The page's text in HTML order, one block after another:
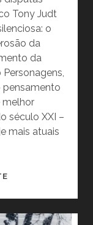
Tony Judt
o
da
da
pensamento
melhor
século XXI –
mais atuais
TONY
HISTORIADOR